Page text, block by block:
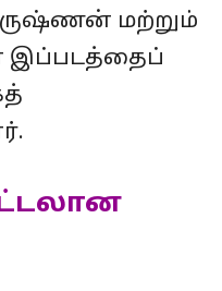
மற்றும்
இப்படத்தைப்